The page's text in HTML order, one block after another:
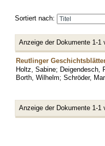
Sortiert nach:
Anzeige der Dokumente 1-1
Reutlinger
Holtz, Sabine; Deigendesch,
Borth, Wilhelm; Schröder,
Anzeige der Dokumente 1-1